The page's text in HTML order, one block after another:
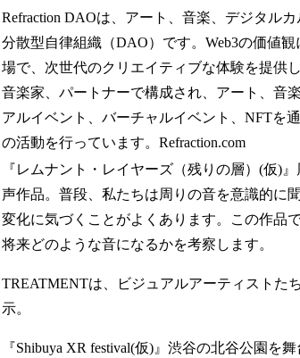
Refraction DAOは、アート、音楽、デジタル
分散型自律組織（DAO）です。Web3の価値
場で、次世代のクリエイティブな体験を提供
音楽家、パートナーで構成され、アート、音
アルイベント、バーチャルイベント、NFTを
の活動を行っています。Refraction.com
『レムナント・レイヤーズ（残りの層）(仮)
声作品。普段、私たちは周りの音を意識的に
変化に気づくことがよくあります。この作品
将来どのような音になるかを考察します。
TREATMENTは、ビジュアルアーティストた
示。
『Shibuya XR festival(仮)』渋谷の北谷公園